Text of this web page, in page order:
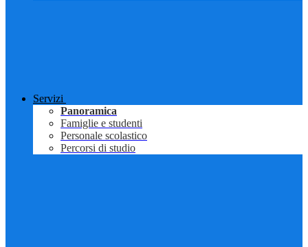
Servizi
Panoramica
Famiglie e studenti
Personale scolastico
Percorsi di studio